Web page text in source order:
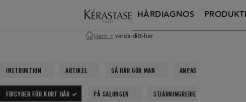
HÅRDIAGNOS
Hem > varda-ditt-har
INSTRUKTION ARTIKEL SÅ HÄR GÖR MAN ANPASSA DITT HÅR
FRISYRER FÖR KORT HÅR PÅ SALONGEN STJÄRNINGREDIENSER